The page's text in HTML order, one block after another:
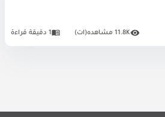
11.8K مشاهده(ات) 1 دقيقة قراءة